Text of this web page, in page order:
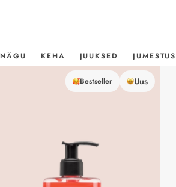
NÄGU KEHA JUUKSED JUMESTUS
Bestseller Uus